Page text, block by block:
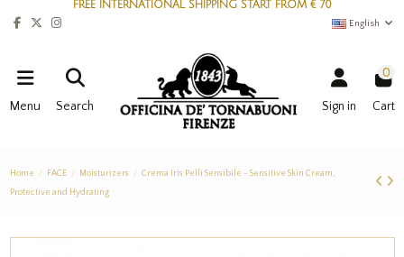
FREE INTERNATIONAL SHIPPING START FROM € 70
English
Menu Search Sign in
0
Cart
Home FACE Moisturizers
Crema Iris Pelli Sensibile - Sensitive Skin Cream,
Protective and Hydrating